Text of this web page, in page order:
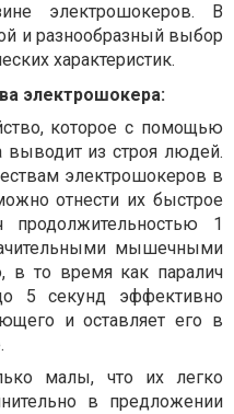
электрошокеров. В
и разнообразный выбор
характеристик.
электрошокера:
которое с помощью
выводит из строя людей.
электрошокеров в
отнести их быстрое
продолжительностью 1
мышечными
в то время как паралич
5 секунд эффективно
и оставляет его в
малы, что их легко
в предложении